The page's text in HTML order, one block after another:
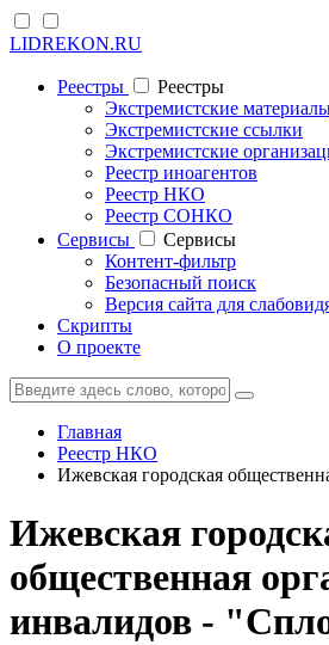
LIDREKON.RU
Реестры
Реестры
Экстремистские
Экстремистские ссылки
Экстремистские
Реестр иноагентов
Реестр НКО
Реестр СОНКО
Cервисы
Cервисы
Контент-фильтр
Безопасный поиск
Версия сайта для
Скрипты
О проекте
Главная
Реестр НКО
Ижевская городская
Ижевская
общественная
инвалидов -